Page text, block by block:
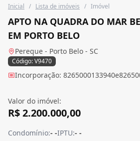
Inicial / Lista de imóveis / Imóvel
APTO NA QUADRA DO MAR
EM PORTO BELO
Pereque - Porto Belo - SC
Código: V9470
Incorporação:
Valor do imóvel:
R$ 2.200.000,00
Condomínio:- -IPTU:- -